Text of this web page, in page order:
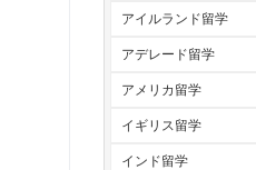
アイルランド留学
アデレード留学
アメリカ留学
イギリス留学
インド留学